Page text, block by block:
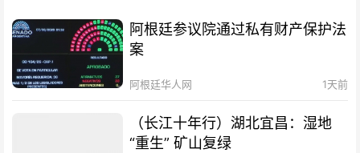
阿根廷参议院通过私有财产保护法
案
阿根廷华人网 1天前
（长江十年行）湖北宜昌：湿地
“重生” 矿山复绿